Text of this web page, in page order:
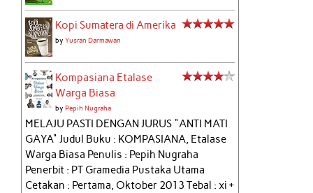
Kopi Sumatera di Amerika
byYusran Darmawan
Kompasiana Etalase
Warga Biasa
byPepih Nugraha
MELAJU PASTI DENGAN JURUS "ANTI MATI
GAYA" Judul Buku : KOMPASIANA, Etalase
Warga Biasa Penulis : Pepih Nugraha
Penerbit : PT Gramedia Pustaka Utama
Cetakan : Pertama, Oktober 2013 Tebal : xi +